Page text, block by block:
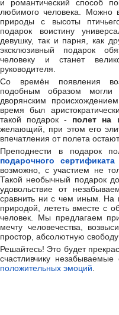
и романтический способ
любимого человека. Можно
природы с высоты
подарок воистину
девушку, так и парня, как
эксклюзивный подарок
человеку и станет
руководителя.
Со времён появления
подобным образом
дворянским
время был
такой подарок - полет на
желающий, при этом его
впечатления от полета
Преподнести в подарок
подарочного сертификата
возможно, с участием не
Такой необычный подарок
удовольствие от
сравнить ни с чем иным. На
природой, лететь вместе с
человек. Мы предлагаем
мечту человечества,
простор, абсолютную
Решайтесь! Это будет
счастливчику
положительных эмоций